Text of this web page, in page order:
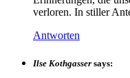
verloren. In stiller
Antworten
Ilse Kothgasser says: